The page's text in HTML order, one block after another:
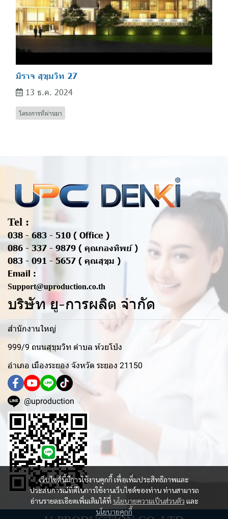
มิราจ สุขุมวิท 27
13 ธ.ค. 2024
โครงการที่ผ่านมา
เว็บไซต์นี้มีการใช้งานคุกกี้ เพื่อเพิ่มประสิทธิภาพและ
ประสบการณ์ที่ดีในการใช้งานเว็บไซต์ของท่าน ท่านสามารถ
อ่านรายละเอียดเพิ่มเติมได้ที่ นโยบายความเป็นส่วนตัว และ
นโยบายคุกกี้
Tel :
038 - 683 - 510 ( Office )
086 - 337 - 9879 ( คุณกองทิพย์ )
083 - 091 - 5657 ( คุณสุขุม )
Email :
Support@uproduction.co.th
บริษัท ยู-การผลิต จำกัด
สำนักงานใหญ่
999/9 ถนนสุขุมวิท ตำบล ห้วยโป่ง
อำเภอ เมืองระยอง จังหวัด ระยอง 21150
@uproduction